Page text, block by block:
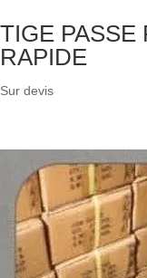
TIGE PASSE
RAPIDE
Sur devis